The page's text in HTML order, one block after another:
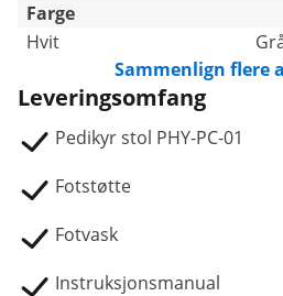
Farge
Hvit
Sammenlign flere
Leveringsomfang
Pedikyr stol PHY-PC-01
Fotstøtte
Fotvask
Instruksjonsmanual